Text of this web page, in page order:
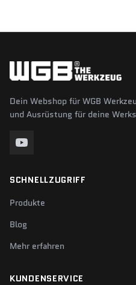
Dein Webshop für WGB
und Ausrüstung für deine
SCHNELLZUGRIFF
Produkte
Blog
Mehr erfahren
KUNDENSERVICE